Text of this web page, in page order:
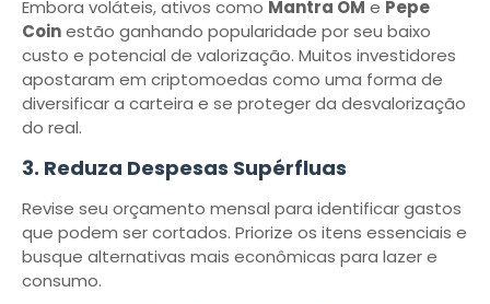
Embora voláteis, ativos como Mantra OM e Pepe
Coinestão ganhando popularidade por seu baixo
custo e potencial de valorização. Muitos investidores
apostaram em criptomoedas como uma forma de
diversificar a carteira e se proteger da desvalorização
do real.
3. Reduza Despesas Supérfluas
Revise seu orçamento mensal para identificar gastos
que podem ser cortados. Priorize os itens essenciais e
busque alternativas mais econômicas para lazer e
consumo.